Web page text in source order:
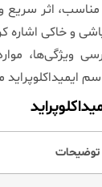
مناسب، اثر
و خاکی اشاره
ویژگی‌ها،
ایمیداکلوپراید
توضیحات